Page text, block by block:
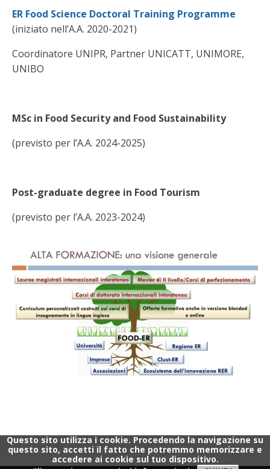
ER Food Science Doctoral Training Programme
(iniziato nell’A.A. 2020-2021)
Coordinatore UNIPR, Partner UNICATT, UNIMORE,
UNIBO
MSc in Food Security and Food Sustainability
(previsto per l’A.A. 2024-2025)
Post-graduate degree in Food Tourism
(previsto per l’A.A. 2023-2024)
Questo sito utilizza i cookie. Procedendo la navigazione su
questo sito, accetti il fatto che potremmo memorizzare e
accedere ai cookie sul tuo dispositivo.